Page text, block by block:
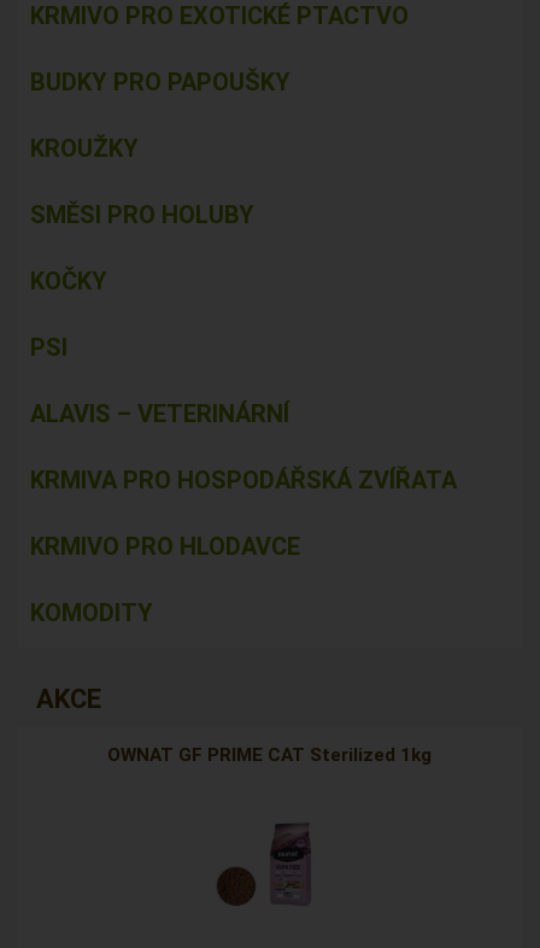
KRMIVO PRO EXOTICKÉ PTACTVO
BUDKY PRO PAPOUŠKY
KROUŽKY
SMĚSI PRO HOLUBY
KOČKY
PSI
ALAVIS – VETERINÁRNÍ
KRMIVA PRO HOSPODÁŘSKÁ ZVÍŘATA
KRMIVO PRO HLODAVCE
KOMODITY
AKCE
OWNAT GF PRIME CAT Sterilized 1kg